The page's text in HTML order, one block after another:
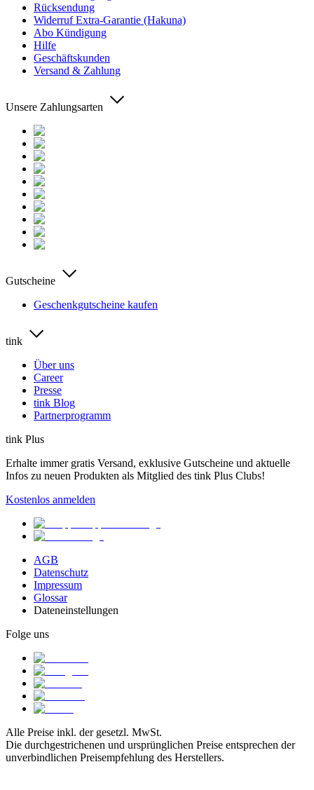
Rücksendung
Widerruf Extra-Garantie (Hakuna)
Abo Kündigung
Hilfe
Geschäftskunden
Versand & Zahlung
Unsere Zahlungsarten
Gutscheine
Geschenkgutscheine kaufen
tink
Über uns
Career
Presse
tink Blog
Partnerprogramm
tink Plus
Erhalte immer gratis Versand, exklusive Gutscheine und aktuelle
Infos zu neuen Produkten als Mitglied des tink Plus Clubs!
Kostenlos anmelden
AGB
Datenschutz
Impressum
Glossar
Dateneinstellungen
Folge uns
Alle Preise inkl. der gesetzl. MwSt.
Die durchgestrichenen und ursprünglichen Preise entsprechen der
unverbindlichen Preisempfehlung des Herstellers.